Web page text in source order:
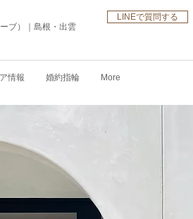
ブ）｜島根・出雲
LINEで質問する
情報 婚約指輪 More